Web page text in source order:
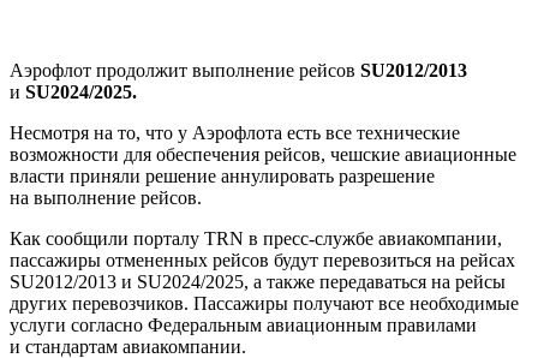
Аэрофлот продолжит выполнение рейсов SU2012/2013
и SU2024/2025.
Несмотря на то, что у Аэрофлота есть все технические
возможности для обеспечения рейсов, чешские авиационные
власти приняли решение аннулировать разрешение
на выполнение рейсов.
Как сообщили порталу TRN в пресс-службе авиакомпании,
пассажиры отмененных рейсов будут перевозиться на рейсах
SU2012/2013 и SU2024/2025, а также передаваться на рейсы
других перевозчиков. Пассажиры получают все необходимые
услуги согласно Федеральным авиационным правилами
и стандартам авиакомпании.